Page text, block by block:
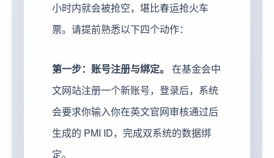
小时内就会被抢空，堪比春运抢火车
票。请提前熟悉以下四个动作：
第一步：账号注册与绑定。 在基金会中
文网站注册一个新账号，登录后，系统
会要求你输入你在英文官网审核通过后
生成的 PMI ID，完成双系统的数据绑
定。